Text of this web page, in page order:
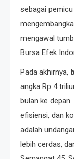
sebagai
mengawal
Bursa Efek
Pada akhirnya,
angka Rp 4
bulan ke
efisiensi, dan
adalah
lebih cerdas,